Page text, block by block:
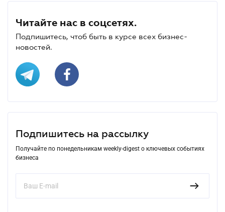
Читайте нас в соцсетях.
Подпишитесь, чтоб быть в курсе всех бизнес-
новостей.
Подпишитесь на рассылку
Получайте по понедельникам weekly-digest о ключевых событиях
бизнеса